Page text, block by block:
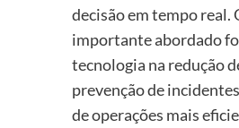
decisão em tempo
importante abordado
tecnologia na redução
prevenção de
de operações mais